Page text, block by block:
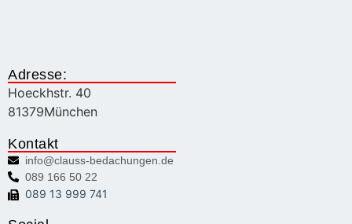
Adresse:
Hoeckhstr. 40
81379München
Kontakt
info@clauss-bedachungen.de
089 166 50 22
089 13 999 741